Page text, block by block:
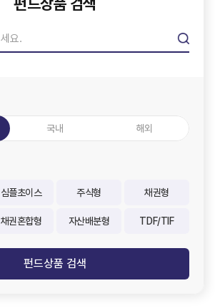
국내 해외
심플초이스 주식형 채권형
채권혼합형 자산배분형 TDF/TIF
펀드상품 검색